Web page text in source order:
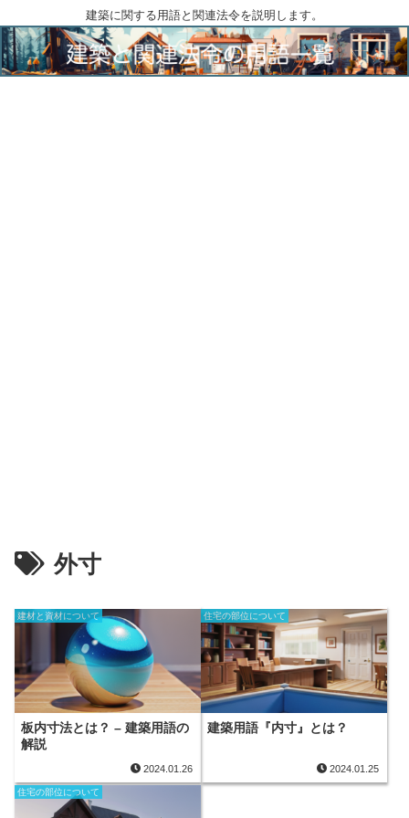
建築に関する用語と関連法令を説明します。
外寸
建材と資材について
板内寸法とは？ – 建築用語の
解説
2024.01.26
住宅の部位について
建築用語『内寸』とは？
2024.01.25
住宅の部位について